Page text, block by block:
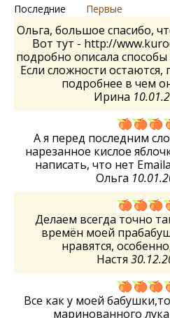
Последние Первые
Ольга, большое спасибо,
Вот тут - http://
подробно описала
Если сложности
подробнее в чем
Ирина
А я перед последним
нарезанное кислое
написать, что нет
Ольга
Делаем всегда точно
времён моей
нравятся,
Настя
Все как у моей
маринованного